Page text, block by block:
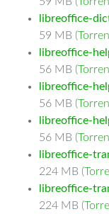
libreoffice-
59 MB (
libreoffice-
56 MB (
libreoffice-
56 MB (
libreoffice-
56 MB (
libreoffice-
224 MB (
libreoffice-
224 MB (